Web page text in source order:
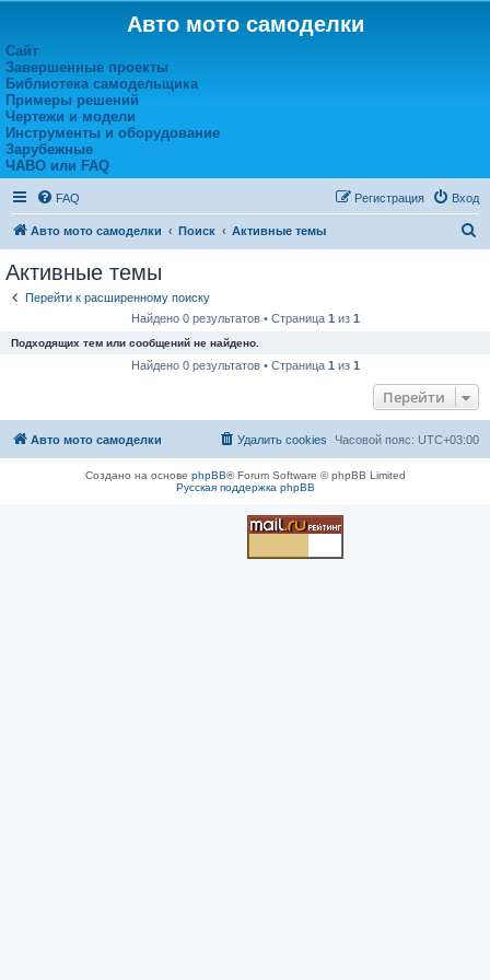
Авто мото самоделки
Сайт
Завершенные проекты
Библиотека самодельщика
Примеры решений
Чертежи и модели
Инструменты и оборудование
Зарубежные
ЧАВО или FAQ
FAQ Вход
Регистрация
Авто мото самоделки Поиск Активные темы
Активные темы
Перейти к расширенному поиску
Найдено 0 результатов • Страница 1 из 1
Подходящих тем или сообщений не найдено.
Найдено 0 результатов • Страница 1 из 1
Перейти
Авто мото самоделки Часовой пояс: UTC+03:00
Удалить cookies
Создано на основе phpBB® Forum Software © phpBB Limited
Русская поддержка phpBB